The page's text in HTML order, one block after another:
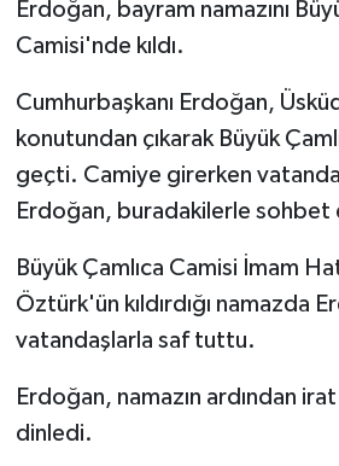
Erdoğan, bayram namazını
Camisi'nde kıldı.
Cumhurbaşkanı Erdoğan,
konutundan çıkarak Büyük
geçti. Camiye girerken
Erdoğan, buradakilerle
Büyük Çamlıca Camisi İmam
Öztürk'ün kıldırdığı namazda
vatandaşlarla saf tuttu.
Erdoğan, namazın ardından
dinledi.